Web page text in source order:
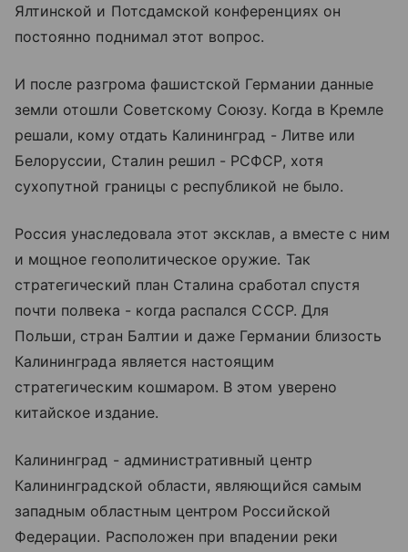
Ялтинской и Потсдамской конференциях он
постоянно поднимал этот вопрос.
И после разгрома фашистской Германии данные
земли отошли Советскому Союзу. Когда в Кремле
решали, кому отдать Калининград - Литве или
Белоруссии, Сталин решил - РСФСР, хотя
сухопутной границы с республикой не было.
Россия унаследовала этот эксклав, а вместе с ним
и мощное геополитическое оружие. Так
стратегический план Сталина сработал спустя
почти полвека - когда распался СССР. Для
Польши, стран Балтии и даже Германии близость
Калининграда является настоящим
стратегическим кошмаром. В этом уверено
китайское издание.
Калининград - административный центр
Калининградской области, являющийся самым
западным областным центром Российской
Федерации. Расположен при впадении реки